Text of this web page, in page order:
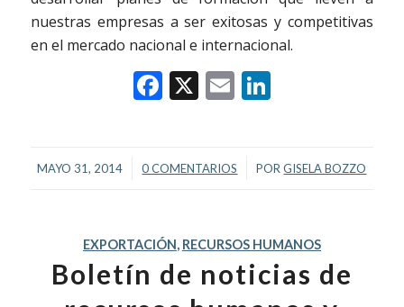
nuestras empresas a ser exitosas y competitivas
en el mercado nacional e internacional.
Facebook
X EmailLinkedIn
MAYO 31, 2014
/ 0 COMENTARIOS
/ PORGISELA BOZZO
EXPORTACIÓN, RECURSOS HUMANOS
Boletín de noticias de